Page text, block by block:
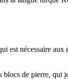
nécessaire
de pierre,